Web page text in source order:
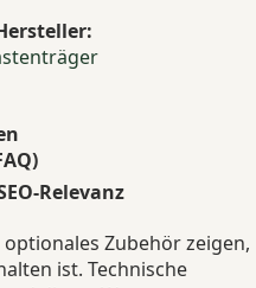
Relevanz
Zubehör zeigen,
ist. Technische